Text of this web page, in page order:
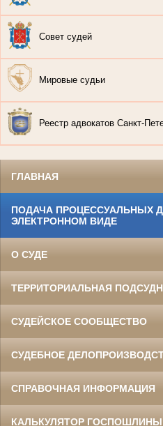
Совет судей
Мировые судьи
Реестр адвокатов Санкт-
ГЛАВНАЯ
ПОДАЧА ПРОЦЕССУАЛЬНЫХ
ЭЛЕКТРОННОМ ВИДЕ
О СУДЕ
ТЕРРИТОРИАЛЬНАЯ
СУДЕЙСКОЕ СООБЩЕСТВО
СУДЕБНОЕ
СПРАВОЧНАЯ ИНФОРМАЦИЯ
КАЛЬКУЛЯТОР ГОСПОШЛИНЫ